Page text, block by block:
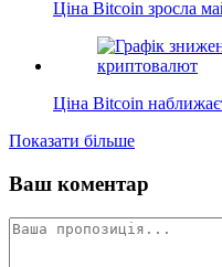
Ціна Bitcoin зросла
Ціна Bitcoin
Показати більше
Ваш коментар